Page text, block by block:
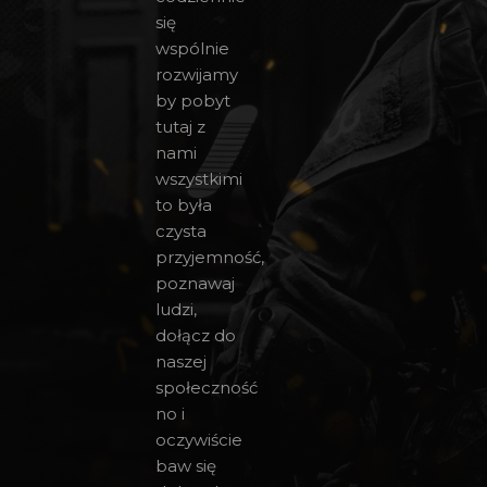
się
wspólnie
rozwijamy
by pobyt
tutaj z
nami
wszystkimi
to była
czysta
przyjemność,
poznawaj
ludzi,
dołącz do
naszej
społeczność
no i
oczywiście
baw się